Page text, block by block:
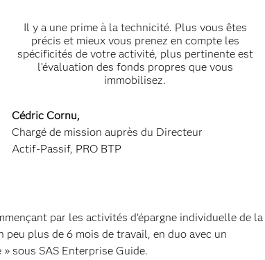
Il y a une prime à la technicité. Plus vous êtes
précis et mieux vous prenez en compte les
spécificités de votre activité, plus pertinente est
l’évaluation des fonds propres que vous
immobilisez.
Cédric Cornu,
Chargé de mission auprès du Directeur
Actif-Passif, PRO BTP
par les activités d’épargne individuelle de la
plus de 6 mois de travail, en duo avec un
sous SAS Enterprise Guide.